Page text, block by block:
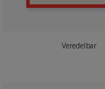
Veredelbar